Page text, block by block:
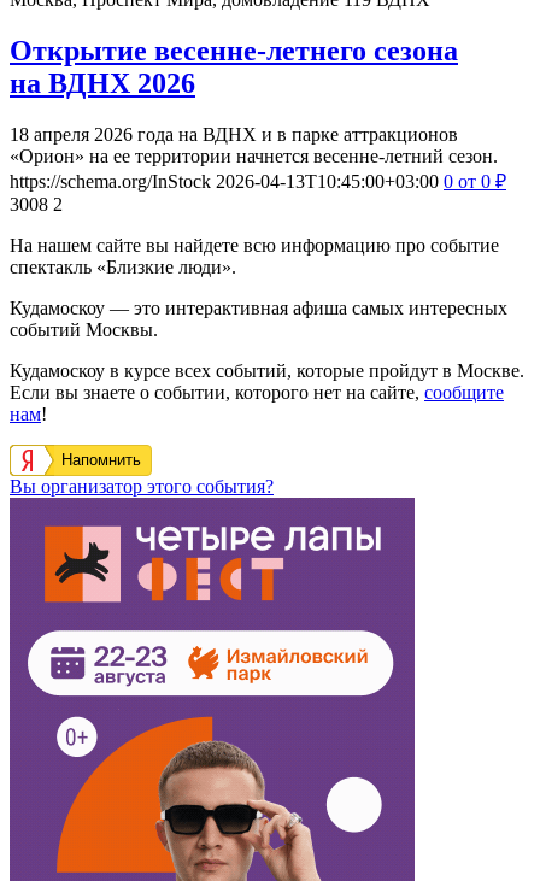
Открытие весенне-летнего сезона
на ВДНХ 2026
18 апреля 2026 года на ВДНХ и в парке аттракционов
«Орион» на ее территории начнется весенне-летний сезон.
https://schema.org/InStock 2026-04-13T10:45:00+03:00 0 от 0 ₽
3008 2
На нашем сайте вы найдете всю информацию про событие
спектакль «Близкие люди».
Кудамоскоу — это интерактивная афиша самых интересных
событий Москвы.
Кудамоскоу в курсе всех событий, которые пройдут в Москве.
Если вы знаете о событии, которого нет на сайте, сообщите
нам!
Напомнить
Вы организатор этого события?